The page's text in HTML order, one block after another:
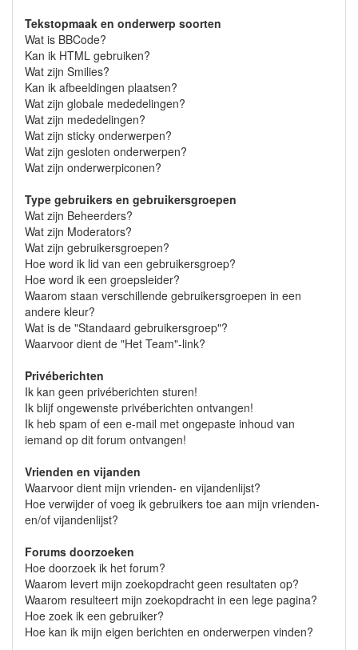
Tekstopmaak en onderwerp soorten
Wat is BBCode?
Kan ik HTML gebruiken?
Wat zijn Smilies?
Kan ik afbeeldingen plaatsen?
Wat zijn globale mededelingen?
Wat zijn mededelingen?
Wat zijn sticky onderwerpen?
Wat zijn gesloten onderwerpen?
Wat zijn onderwerpiconen?
Type gebruikers en gebruikersgroepen
Wat zijn Beheerders?
Wat zijn Moderators?
Wat zijn gebruikersgroepen?
Hoe word ik lid van een gebruikersgroep?
Hoe word ik een groepsleider?
Waarom staan verschillende gebruikersgroepen in een
andere kleur?
Wat is de "Standaard gebruikersgroep"?
Waarvoor dient de "Het Team"-link?
Privéberichten
Ik kan geen privéberichten sturen!
Ik blijf ongewenste privéberichten ontvangen!
Ik heb spam of een e-mail met ongepaste inhoud van
iemand op dit forum ontvangen!
Vrienden en vijanden
Waarvoor dient mijn vrienden- en vijandenlijst?
Hoe verwijder of voeg ik gebruikers toe aan mijn vrienden-
en/of vijandenlijst?
Forums doorzoeken
Hoe doorzoek ik het forum?
Waarom levert mijn zoekopdracht geen resultaten op?
Waarom resulteert mijn zoekopdracht in een lege pagina?
Hoe zoek ik een gebruiker?
Hoe kan ik mijn eigen berichten en onderwerpen vinden?